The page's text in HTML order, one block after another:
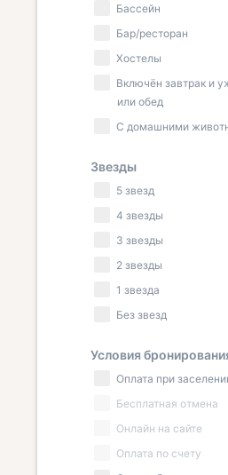
Бассейн
Бар/ресторан
Хостелы
Включён завтрак и
или обед
С домашними
Звезды
5 звезд
4 звезды
3 звезды
2 звезды
1 звезда
Без звезд
Условия
Оплата при
Бесплатная отмена
Онлайн на сайте
Оплата по счету